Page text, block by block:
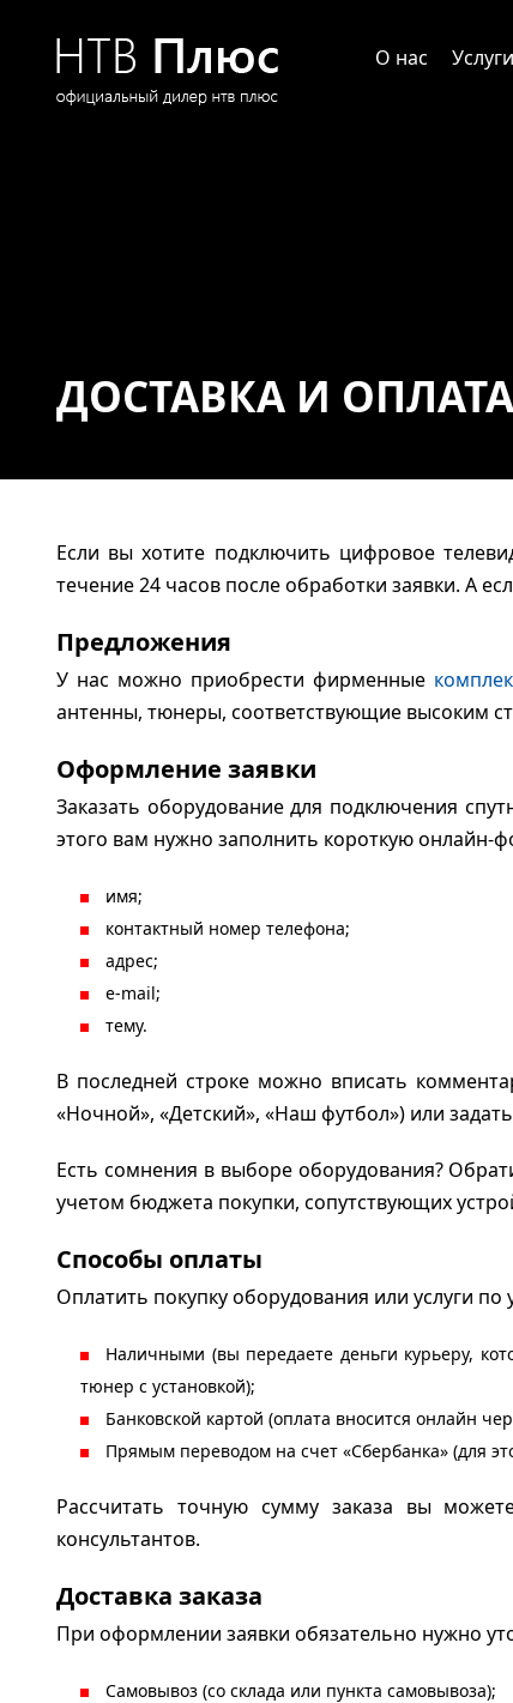
О нас Услуги
ДОСТАВКА И ОПЛАТА
Если вы хотите подключить цифровое
течение 24 часов после обработки заявки. А
Предложения
У нас можно приобрести фирменные
антенны, тюнеры, соответствующие высоким
Оформление заявки
Заказать оборудование для подключения
этого вам нужно заполнить короткую онлайн-
имя;
контактный номер телефона;
адрес;
e-mail;
тему.
В последней строке можно вписать
«Ночной», «Детский», «Наш футбол») или
Есть сомнения в выборе оборудования?
учетом бюджета покупки, сопутствующих
Способы оплаты
Оплатить покупку оборудования или услуги
Наличными (вы передаете деньги курьеру,
тюнер с установкой);
Банковской картой (оплата вносится онлайн
Прямым переводом на счет «Сбербанка» (для
Рассчитать точную сумму заказа вы
консультантов.
Доставка заказа
При оформлении заявки обязательно нужно
Самовывоз (со склада или пункта самовывоза);